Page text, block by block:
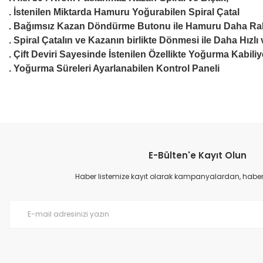
. İstenilen Miktarda Hamuru Yoğurabilen Spiral Çatal
. Bağımsız Kazan Döndürme Butonu ile Hamuru Daha
. Spiral Çatalın ve Kazanın birlikte Dönmesi ile Daha
. Çift Deviri Sayesinde İstenilen Özellikte Yoğurma
. Yoğurma Süreleri Ayarlanabilen Kontrol Paneli
Ürün resmi kalitesiz, bozuk veya görüntülenemiyor.
Ürün açıklamasında eksik bilgiler bulunuyor.
E-Bülten'e Kayıt Olun
Haber listemize kayıt olarak kampanyalardan,